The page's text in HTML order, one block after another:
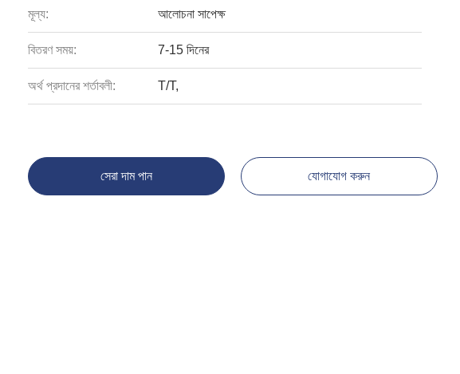
মূল্য: আলোচনা সাপেক্ষ
বিতরণ সময়: 7-15 দিনের
অর্থ প্রদানের শর্তাবলী: T/T,
সেরা দাম পান যোগাযোগ করুন